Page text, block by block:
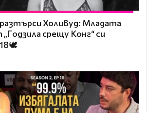
разтърси Холивуд: Младата
„Годзила срещу Конг“ си